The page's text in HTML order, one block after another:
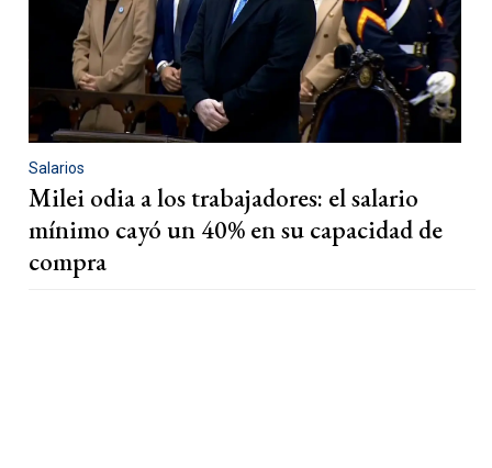
Salarios
Milei odia a los trabajadores: el salario
mínimo cayó un 40% en su capacidad de
compra